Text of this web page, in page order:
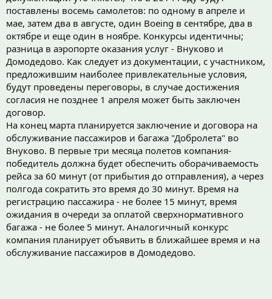
поставлены восемь самолетов: по одному в апреле и
мае, затем два в августе, один Boeing в сентябре, два в
октябре и еще один в ноябре. Конкурсы идентичны;
разница в аэропорте оказания услуг - Внуково и
Домодедово. Как следует из документации, с участником,
предложившим наиболее привлекательные условия,
будут проведены переговоры, в случае достижения
согласия не позднее 1 апреля может быть заключен
договор.
На конец марта планируется заключение и договора на
обслуживание пассажиров и багажа "Добролета" во
Внуково. В первые три месяца полетов компания-
победитель должна будет обеспечить оборачиваемость
рейса за 60 минут (от прибытия до отправления), а через
полгода сократить это время до 30 минут. Время на
регистрацию пассажира - не более 15 минут, время
ожидания в очереди за оплатой сверхнормативного
багажа - не более 5 минут. Аналогичный конкурс
компания планирует объявить в ближайшее время и на
обслуживание пассажиров в Домодедово.